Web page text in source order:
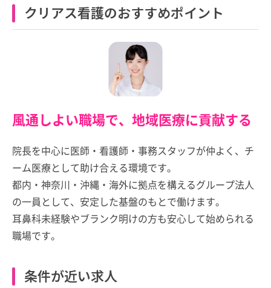
クリアス看護のおすすめポイント
風通しよい職場で、地域医療に貢献する
院長を中心に医師・看護師・事務スタッフが仲よく、チ
ーム医療として助け合える環境です。
都内・神奈川・沖縄・海外に拠点を構えるグループ法人
の一員として、安定した基盤のもとで働けます。
耳鼻科未経験やブランク明けの方も安心して始められる
職場です。
条件が近い求人